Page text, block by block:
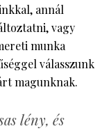
annál
vagy
munka
válasszunk
magunknak.
lény, és